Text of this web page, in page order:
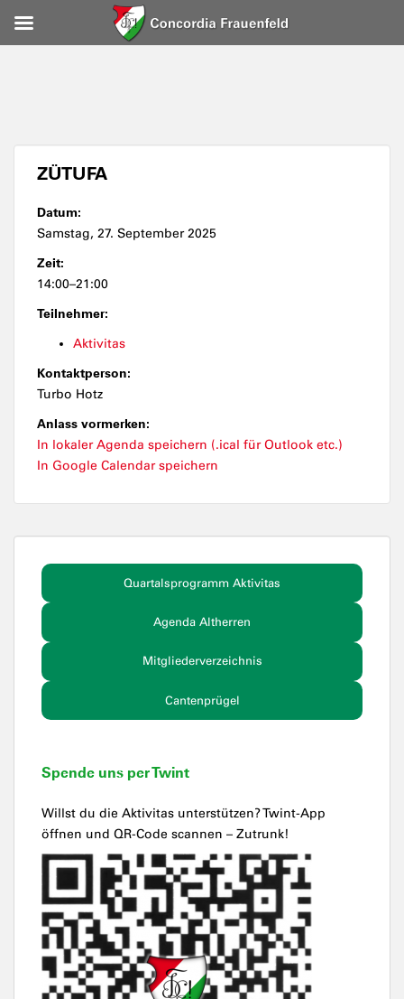
ZÜTUFA
Datum:
Samstag, 27. September 2025
Zeit:
14:00–21:00
Teilnehmer:
Aktivitas
Kontaktperson:
Turbo Hotz
Anlass vormerken:
In lokaler Agenda speichern (.ical für Outlook etc.)
In Google Calendar speichern
Quartalsprogramm Aktivitas
Agenda Altherren
Mitgliederverzeichnis
Cantenprügel
Spende uns per Twint
Willst du die Aktivitas unterstützen? Twint-App
öffnen und QR-Code scannen – Zutrunk!